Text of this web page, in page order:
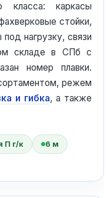
класса: каркасы
стойки,
нагрузку, связи
складе в СПб с
номер плавки.
режем
и гибка, а также
П г/к 6 м